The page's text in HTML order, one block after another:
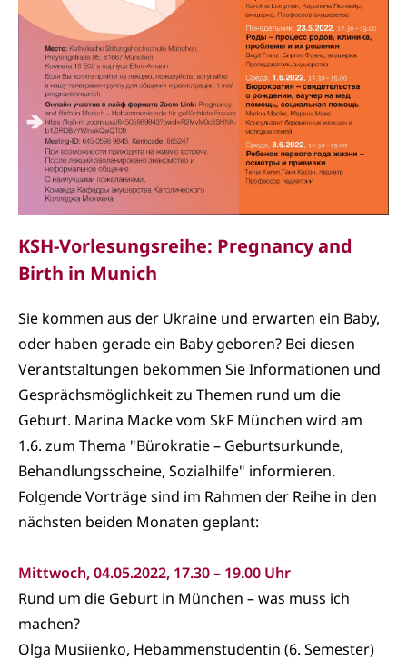
KSH-Vorlesungsreihe: Pregnancy and
Birth in Munich
Sie kommen aus der Ukraine und erwarten ein Baby,
oder haben gerade ein Baby geboren? Bei diesen
Verantstaltungen bekommen Sie Informationen und
Gesprächsmöglichkeit zu Themen rund um die
Geburt. Marina Macke vom SkF München wird am
1.6. zum Thema "Bürokratie – Geburtsurkunde,
Behandlungsscheine, Sozialhilfe" informieren.
Folgende Vorträge sind im Rahmen der Reihe in den
nächsten beiden Monaten geplant:
Mittwoch, 04.05.2022, 17.30 – 19.00 Uhr
Rund um die Geburt in München – was muss ich
machen?
Olga Musiienko, Hebammenstudentin (6. Semester)